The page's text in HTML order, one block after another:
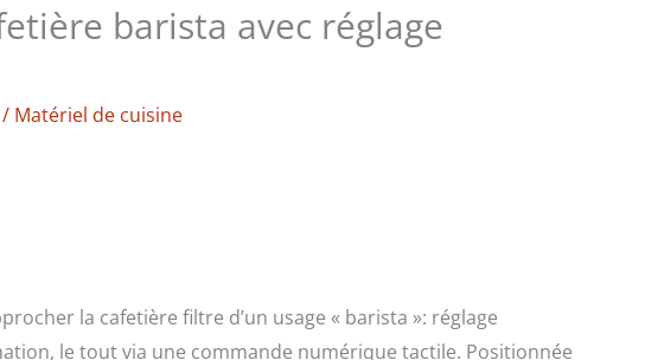
barista avec réglage
/ Matériel de cuisine
la cafetière filtre d’un usage « barista »: réglage
le tout via une commande numérique tactile. Positionnée